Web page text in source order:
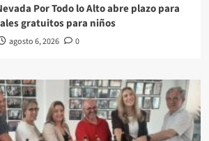
Por Todo lo Alto abre plazo para
gratuitos para niños
agosto 6, 2026 0